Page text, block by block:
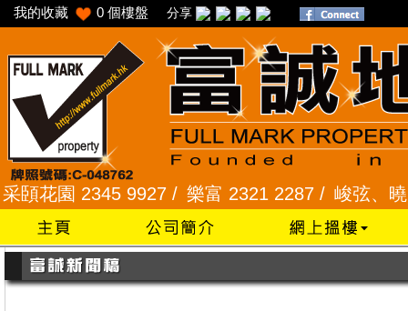
我的收藏 0 個樓盤 分享
2345 9927 / 樂富 2321 2287 / 峻弦、曉暉花